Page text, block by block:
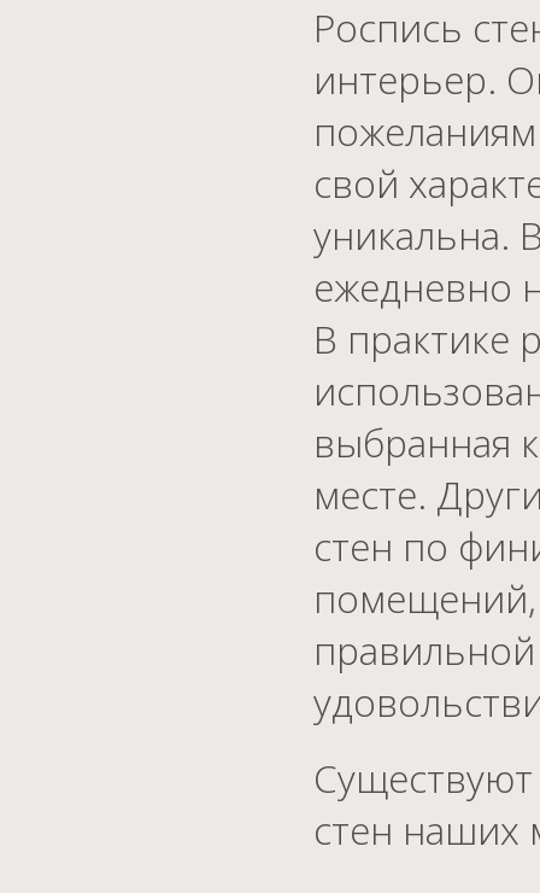
Роспись
интерьер.
пожеланиям
свой
уникальна.
ежедневно
В практике
выбранная
месте.
стен по
помещений,
стен наших